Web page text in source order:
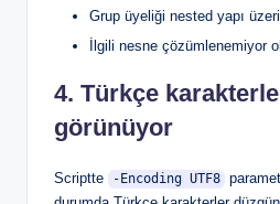
Grup üyeliği nested yapı
İlgili nesne çözümlenemiyor
4. Türkçe
görünüyor
Scriptte -Encoding UTF8